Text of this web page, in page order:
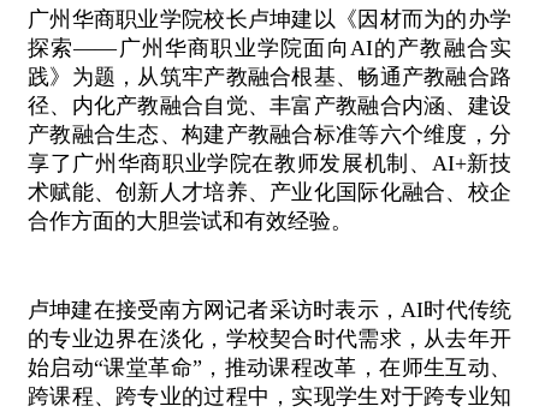
广州华商职业学院校长卢坤建以《因材而为的办学
探索——广州华商职业学院面向AI的产教融合实
践》为题，从筑牢产教融合根基、畅通产教融合路
径、内化产教融合自觉、丰富产教融合内涵、建设
产教融合生态、构建产教融合标准等六个维度，分
享了广州华商职业学院在教师发展机制、AI+新技
术赋能、创新人才培养、产业化国际化融合、校企
合作方面的大胆尝试和有效经验。
卢坤建在接受南方网记者采访时表示，AI时代传统
的专业边界在淡化，学校契合时代需求，从去年开
始启动“课堂革命”，推动课程改革，在师生互动、
跨课程、跨专业的过程中，实现学生对于跨专业知